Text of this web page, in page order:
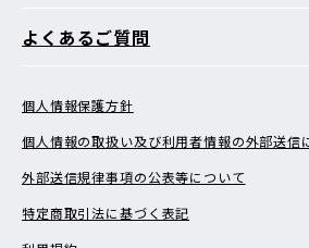
よくあるご質問
個人情報保護方針
個人情報の取扱い及び利用者情報の外部送信
外部送信規律事項の公表等について
特定商取引法に基づく表記